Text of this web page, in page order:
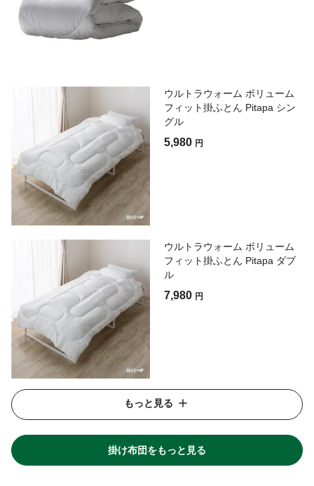
ウルトラウォーム ボリューム
フィット掛ふとん Pitapa シン
グル
5,980 円
ウルトラウォーム ボリューム
フィット掛ふとん Pitapa ダブ
ル
7,980 円
もっと見る
掛け布団をもっと見る